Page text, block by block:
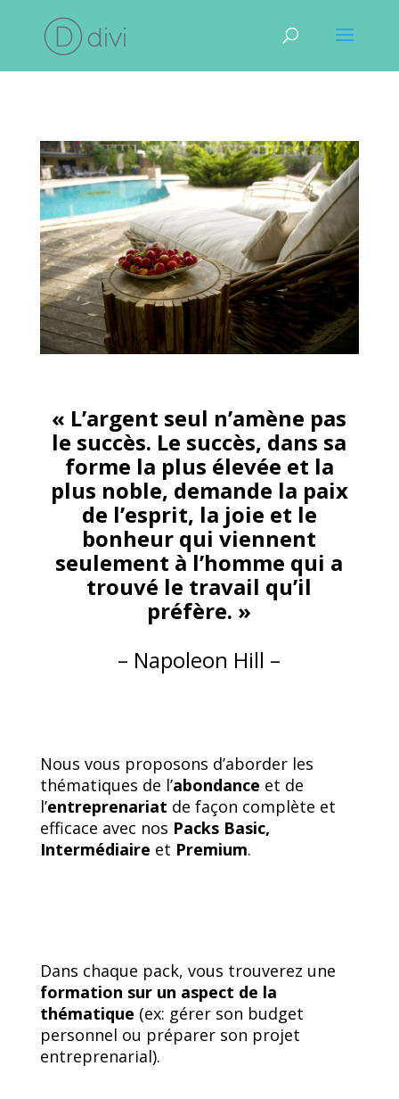
« L’argent seul n’amène pas
le succès. Le succès, dans sa
forme la plus élevée et la
plus noble, demande la paix
de l’esprit, la joie et le
bonheur qui viennent
seulement à l’homme qui a
trouvé le travail qu’il
préfère. »
– Napoleon Hill –
Nous vous proposons d’aborder les
thématiques de l’abondance et de
l’entreprenariat de façon complète et
efficace avec nos Packs Basic,
Intermédiaire et Premium.
Dans chaque pack, vous trouverez une
formation sur un aspect de la
thématique (ex: gérer son budget
personnel ou préparer son projet
entreprenarial).